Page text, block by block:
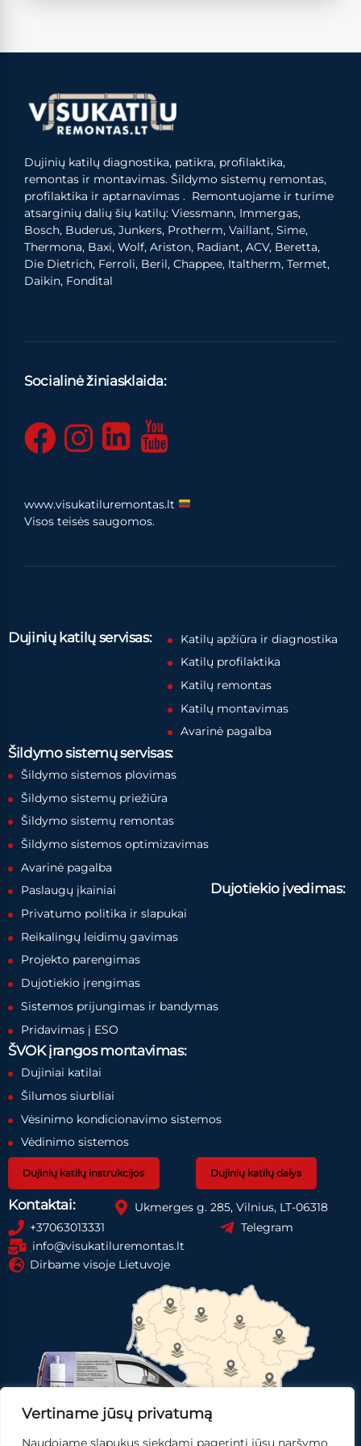
Vertiname jūsų privatumą
Naudojame slapukus siekdami pagerinti jūsų naršymo
Dujinių katilų diagnostika, patikra, profilaktika,
remontas ir montavimas. Šildymo sistemų remontas,
profilaktika ir aptarnavimas . Remontuojame ir turime
atsarginių dalių šių katilų: Viessmann, Immergas,
Bosch, Buderus, Junkers, Protherm, Vaillant, Sime,
Thermona, Baxi, Wolf, Ariston, Radiant, ACV, Beretta,
Die Dietrich, Ferroli, Beril, Chappee, Italtherm, Termet,
Daikin, Fondital
Socialinė žiniasklaida:
www.visukatiluremontas.lt
Visos teisės saugomos.
Dujinių katilų servisas:
Katilų apžiūra ir diagnostika
Katilų profilaktika
Katilų remontas
Katilų montavimas
Avarinė pagalba
Šildymo sistemų servisas:
Šildymo sistemos plovimas
Šildymo sistemų priežiūra
Šildymo sistemų remontas
Šildymo sistemos optimizavimas
Avarinė pagalba
Paslaugų įkainiai
Privatumo politika ir slapukai
Dujotiekio įvedimas:
Reikalingų leidimų gavimas
Projekto parengimas
Dujotiekio įrengimas
Sistemos prijungimas ir bandymas
Pridavimas į ESO
ŠVOK įrangos montavimas:
Dujiniai katilai
Šilumos siurbliai
Vėsinimo kondicionavimo sistemos
Vėdinimo sistemos
Dujinių katilų instrukcijos Dujinių katilų dalys
Kontaktai:
Ukmerges g. 285, Vilnius, LT-06318
+37063013331
Telegram
info@visukatiluremontas.lt
Dirbame visoje Lietuvoje